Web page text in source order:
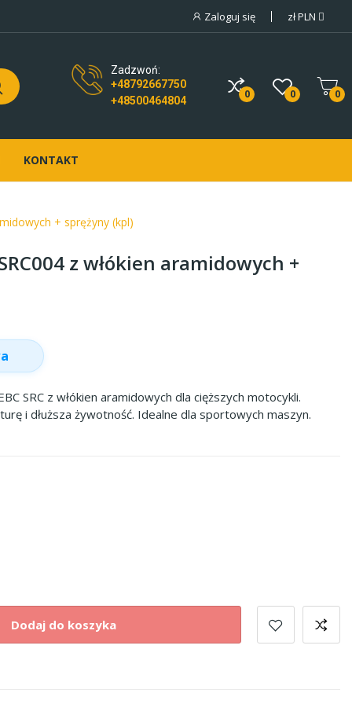
Zaloguj się złPLN
Zadzwoń:
+48792667750
+48500464804
0 0 0
KONTAKT
+ sprężyny (kpl)
z włókien aramidowych +
SRC z włókien aramidowych dla cięższych motocykli.
i dłuższa żywotność. Idealne dla sportowych maszyn.
Dodaj do koszyka